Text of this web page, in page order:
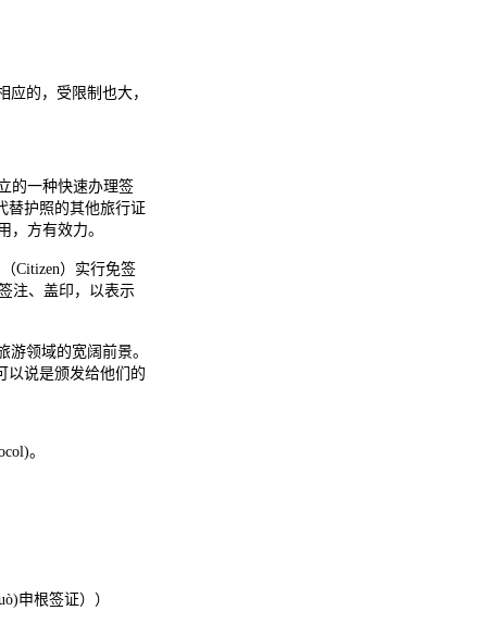
的，受限制也大，
的一种快速办理签
替护照的其他旅行证
，方有效力。
Citizen）实行免签
注、盖印，以表示
领域的宽阔前景。
以说是颁发给他们的
。
申根签证））